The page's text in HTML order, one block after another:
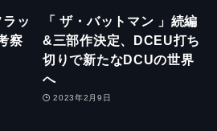
ッ
察
「 ザ・バットマン 」続編
&三部作決定、DCEU打ち
切りで新たなDCUの世界
へ
2023年2月9日